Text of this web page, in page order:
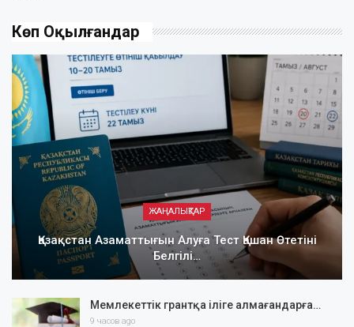
Көп Оқылғандар
ЖАҢАЛЫҚТАР
Қазақстан Азаматтығын Алуға Тест Қашан Өтетіні
Белгілі…
Мемлекеттік грантқа іліге алмағандарға…
9 часов ago